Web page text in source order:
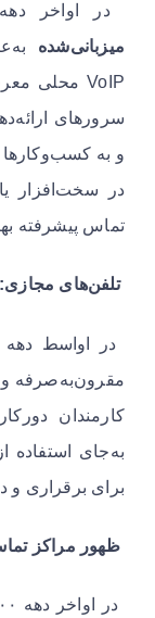
در اواخر دهه ۱۹۹۰ و اوایل دهه ۲۰۰۰،
میزبانی‌شده
سرورهای
و به کسب‌وکارها
در سخت‌افزار یا
تماس پیشرفته
تلفن‌های مجازی:
در اواسط دهه ۲۰۰۰،
مقرون‌به‌صرفه و
کارمندان
به‌جای استفاده
برای برقراری و
ظهور مراکز
در اواخر دهه ۲۰۰۰ و اوایل دهه ۲۰۱۰،